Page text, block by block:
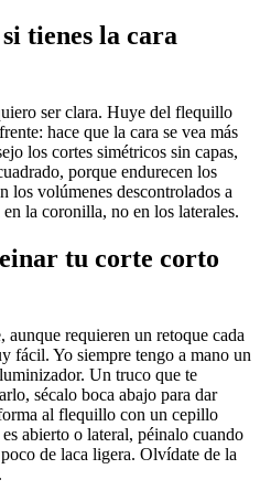
tienes la cara
ser clara. Huye del flequillo
hace que la cara se vea más
los cortes simétricos sin capas,
porque endurecen los
los volúmenes descontrolados a
la coronilla, no en los laterales.
tu corte corto
aunque requieren un retoque cada
fácil. Yo siempre tengo a mano un
Un truco que te
sécalo boca abajo para dar
al flequillo con un cepillo
abierto o lateral, péinalo cuando
de laca ligera. Olvídate de la